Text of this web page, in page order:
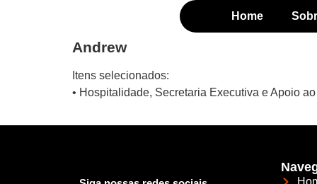
Home
Andrew
Itens selecionados:
• Hospitalidade, Secretaria Executiva e Apoio ao